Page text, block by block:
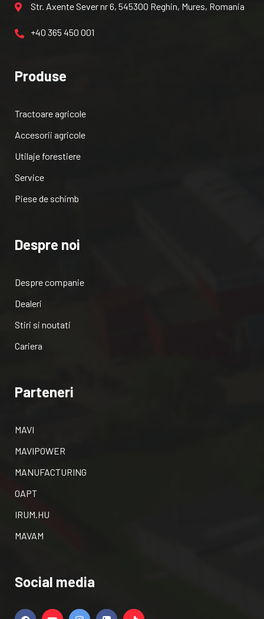
Str. Axente Sever nr 6, 545300 Reghin, Mures, Romania
+40 365 450 001
Produse
Tractoare agricole
Accesorii agricole
Utilaje forestiere
Service
Piese de schimb
Despre noi
Despre companie
Dealeri
Stiri si noutati
Cariera
Parteneri
MAVI
MAVIPOWER
MANUFACTURING
OAPT
IRUM.HU
MAVAM
Social media